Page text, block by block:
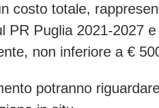
costo totale,
Puglia 2021-2027 e
non inferiore a €
potranno